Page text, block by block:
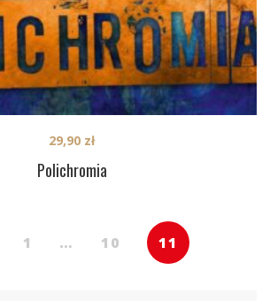
Polichromia
29,90 zł
1 … 10 11